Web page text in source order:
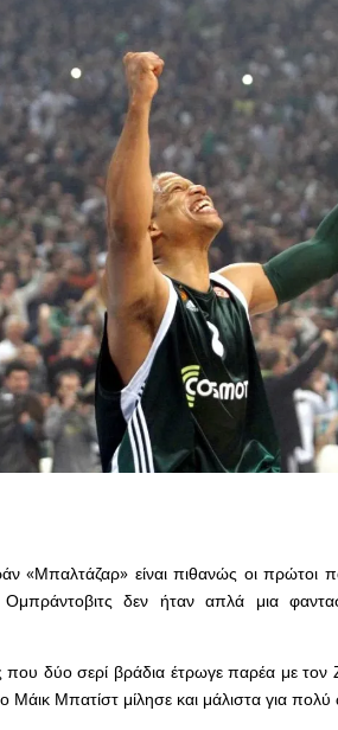
«Μπαλτάζαρ» είναι πιθανώς οι πρώτοι
δεν ήταν απλά μια
δύο σερί βράδια έτρωγε παρέα με
Μάικ Μπατίστ μίλησε και μάλιστα για